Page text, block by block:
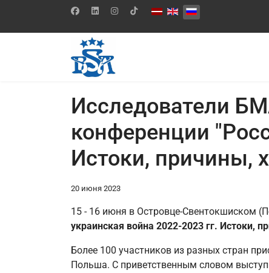
Выберите язык
Исследователи
конференции
Истоки, причины,
20 июня 2023
15 - 16 июня в Островце-Свентокшиском
украинская война 2022-2023 гг. Истоки,
Более 100 участников из разных стран
Польша. С приветственным словом